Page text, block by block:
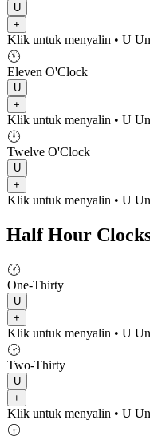
U
+
Klik untuk menyalin • U
🕚
Eleven O'Clock
U
+
Klik untuk menyalin • U
🕛
Twelve O'Clock
U
+
Klik untuk menyalin • U
Half Hour
🕜
One-Thirty
U
+
Klik untuk menyalin • U
🕝
Two-Thirty
U
+
Klik untuk menyalin • U
🕞